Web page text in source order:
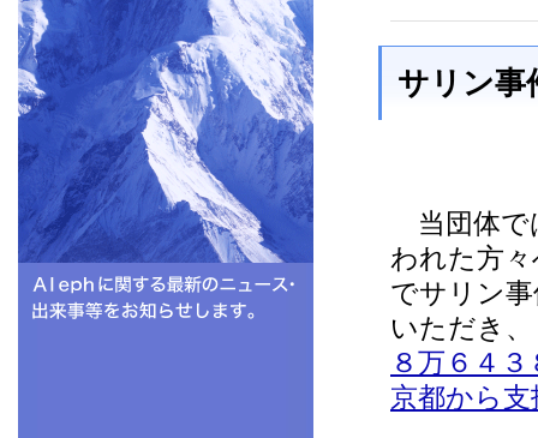
サリン事
当団体で
われた方
でサリン
いただき
８万６４３
京都から